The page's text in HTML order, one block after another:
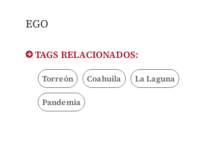
EGO
TAGS RELACIONADOS:
Torreón Coahuila La Laguna
Pandemia